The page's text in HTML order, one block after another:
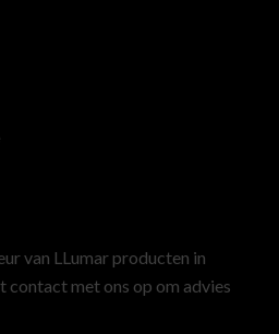
van LLumar producten in
contact met ons op om advies